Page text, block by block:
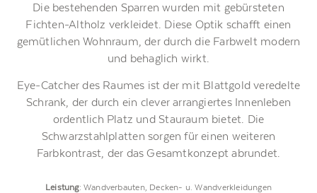
Die bestehenden Sparren wurden mit gebürsteten
Fichten-Altholz verkleidet. Diese Optik schafft einen
gemütlichen Wohnraum, der durch die Farbwelt modern
und behaglich wirkt.
Eye-Catcher des Raumes ist der mit Blattgold veredelte
Schrank, der durch ein clever arrangiertes Innenleben
ordentlich Platz und Stauraum bietet. Die
Schwarzstahlplatten sorgen für einen weiteren
Farbkontrast, der das Gesamtkonzept abrundet.
Leistung: Wandverbauten, Decken- u. Wandverkleidungen